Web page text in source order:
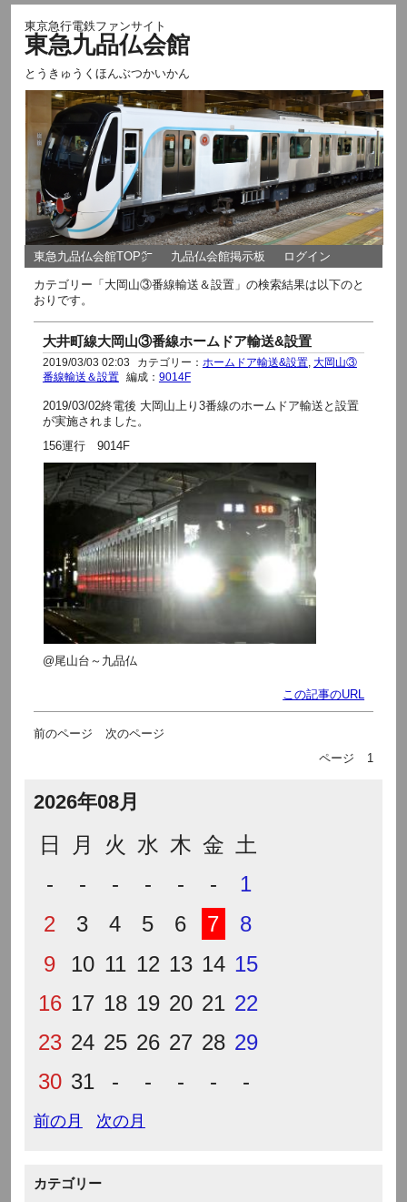
東京急行電鉄ファンサイト
東急九品仏会館
とうきゅうくほんぶつかいかん
東急九品仏会館TOP㌻ 九品仏会館掲示板 ログイン
カテゴリー「大岡山③番線輸送＆設置」の検索結果は以下のと
おりです。
大井町線大岡山③番線ホームドア輸送&設置
2019/03/03 02:03 カテゴリー： ホームドア輸送&設置, 大岡山③
番線輸送＆設置
編成： 9014F
2019/03/02終電後 大岡山上り3番線のホームドア輸送と設置
が実施されました。
156運行 9014F
@尾山台～九品仏
この記事のURL
前のページ
次のページ
ページ
1
2026年08月
日 月 火 水 木 金 土
-
- - - - -
1
2
3 4 5 6 7
8
9
10 11 12 13 14 15
16 17 18 19 20 21 22
23 24 25 26 27 28 29
30 31 - - - - -
前の月 次の月
カテゴリー